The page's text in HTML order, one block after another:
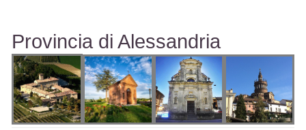
Provincia di Alessandria